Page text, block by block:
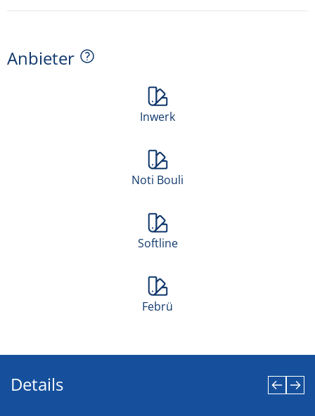
Anbieter
Inwerk
Noti Bouli
Softline
Febrü
Details